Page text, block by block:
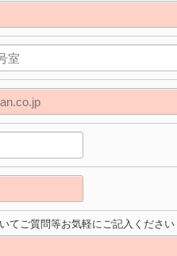
てご質問等お気軽にご記入ください